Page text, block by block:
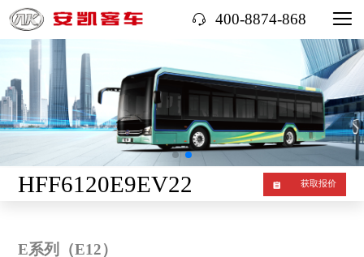
400-8874-868
HFF6120E9EV22 获取报价
E系列（E12）